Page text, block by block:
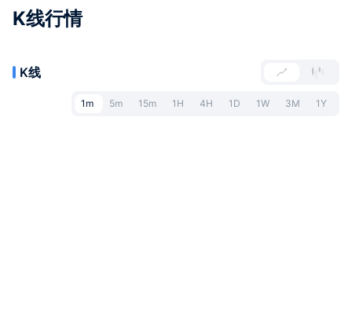
K线行情
K线
1m 5m 15m 1H 4H 1D 1W 3M 1Y